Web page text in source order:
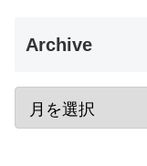
Archive